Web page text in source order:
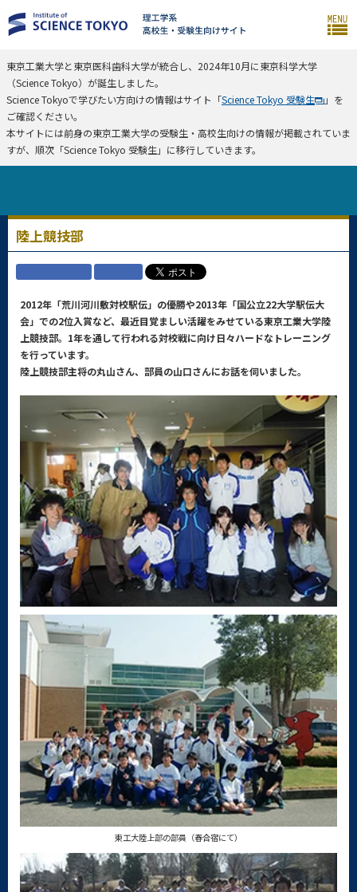
東京工業大学と東京医科歯科大学が統合し、2024年10月に東京科学大学
（Science Tokyo）が誕生しました。
Science Tokyoで学びたい方向けの情報はサイト「Science Tokyo 受験生
」を
ご確認ください。
本サイトには前身の東京工業大学の受験生・高校生向けの情報が掲載されていま
すが、順次「Science Tokyo 受験生」に移行していきます。
陸上競技部
2012年「荒川河川敷対校駅伝」の優勝や2013年「国公立22大学駅伝大
会」での2位入賞など、最近目覚ましい活躍をみせている東京工業大学陸
上競技部。1年を通して行われる対校戦に向け日々ハードなトレーニング
を行っています。
陸上競技部主将の丸山さん、部員の山口さんにお話を伺いました。
東工大陸上部の部員（春合宿にて）